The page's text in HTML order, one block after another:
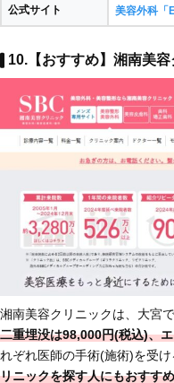
公式サイト 美容外科「
10.【おすすめ】湘南美
湘南美容クリニックは、大宮
二重埋没は98,000円(税込)、
れぞれ医師の手術(施術)を受け
リニックを探す人にもおすすめ